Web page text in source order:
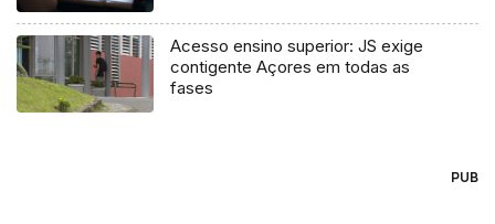
Acesso ensino superior: JS exige
contigente Açores em todas as
fases
PUB